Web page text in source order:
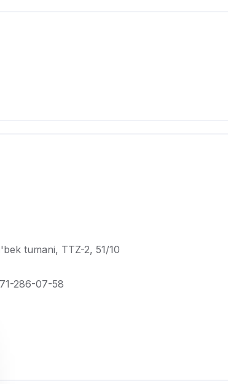
tumani, TTZ-2, 51/10
286-07-58